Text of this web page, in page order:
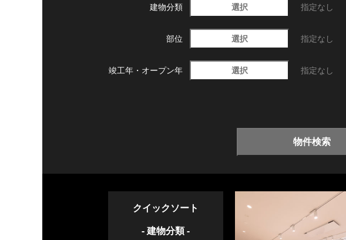
建物分類 選択 指定なし
部位 選択 指定なし
竣工年・ オープン年 選択 指定なし
物件検索
クイックソート
- 建物分類 -